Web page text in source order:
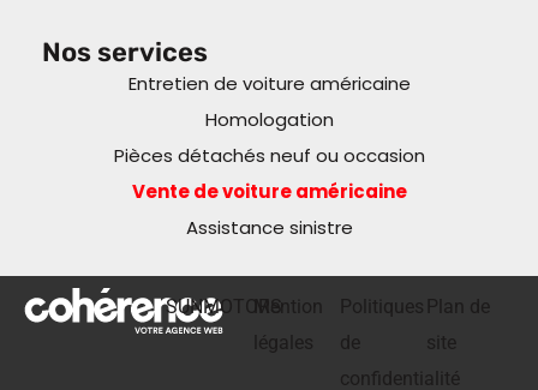
Nos services
Entretien de voiture américaine
Homologation
Pièces détachés neuf ou occasion
Vente de voiture américaine
Assistance sinistre
SUNMOTORSMention
légales
Politiques
de
confidentialité
Plan de
site